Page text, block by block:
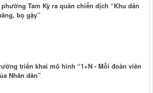
Tam Kỳ ra quân chiến dịch “Khu dân
bọ gậy”
triển khai mô hình “1+N - Mỗi đoàn viên
Nhân dân”